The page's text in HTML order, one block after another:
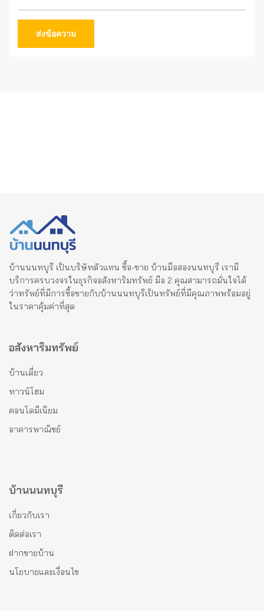
ส่งข้อความ
บ้านนนทบุรี เป็นบริษัทตัวแทน ซื้อ-ขาย บ้านมือสองนนทบุรี เรามี
บริการครบวงจรในธุรกิจอสังหาริมทรัพย์ มือ 2 คุณสามารถมั่นใจได้
ว่าทรัพย์ที่มีการซื้อขายกับบ้านนนทบุรีเป็นทรัพย์ที่มีคุณภาพพร้อมอยู่
ในราคาคุ้มค่าที่สุด
อสังหาริมทรัพย์
บ้านเดี่ยว
ทาวน์โฮม
คอนโดมีเนียม
อาคารพาณิชย์
บ้านนนทบุรี
เกี่ยวกับเรา
ติดต่อเรา
ฝากขายบ้าน
นโยบายและเงื่อนไข